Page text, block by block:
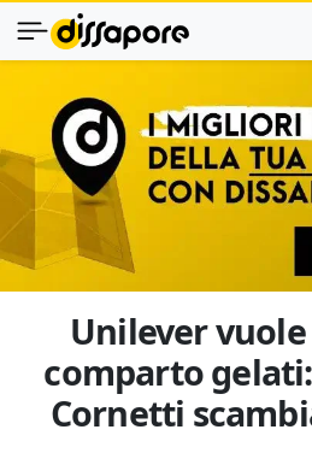
Unilever
comparto
Cornetti